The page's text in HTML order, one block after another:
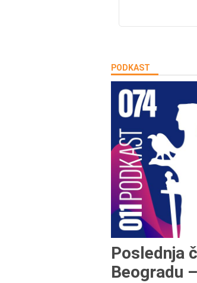
PODKAST
Poslednja
Beogradu